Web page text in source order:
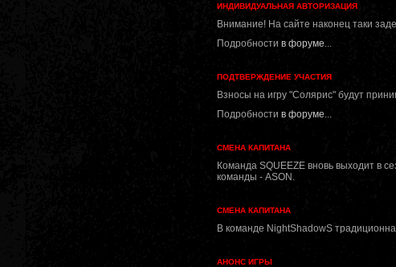
ИНДИВИДУАЛЬНАЯ АВТОРИЗАЦИЯ
Внимание! На сайте наконец таки
Подробности в форуме...
ПОДТВЕРЖДЕНИЕ УЧАСТИЯ
Взносы на игру "Солярис" будут
Подробности в форуме...
СМЕНА КАПИТАНА
Команда SQUEEZE вновь выходит в
команды - ASON.
СМЕНА КАПИТАНА
В команде NightShadowS
АНОНС ИГРЫ